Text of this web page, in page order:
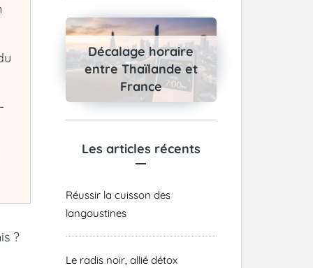
?
Décalage horaire
entre Thaïlande et
France
Les articles récents
Réussir la cuisson des
langoustines
Le radis noir, allié détox